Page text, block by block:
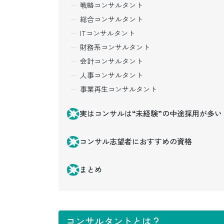
戦略コンサルタント
総合コンサルタント
ITコンサルタント
財務系コンサルタント
会計コンサルタント
人事コンサルタント
事業再生コンサルタント
実はコンサルは“未経験”の中途採用が多い
コンサル志望者におすすめの資格
まとめ
コンサルタントとは？